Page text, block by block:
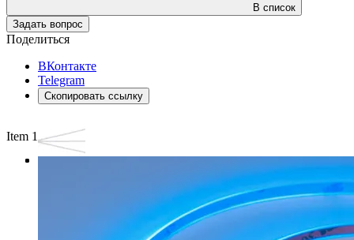
В список
Задать вопрос
Поделиться
ВКонтакте
Telegram
Скопировать ссылку
Item 1 of 3